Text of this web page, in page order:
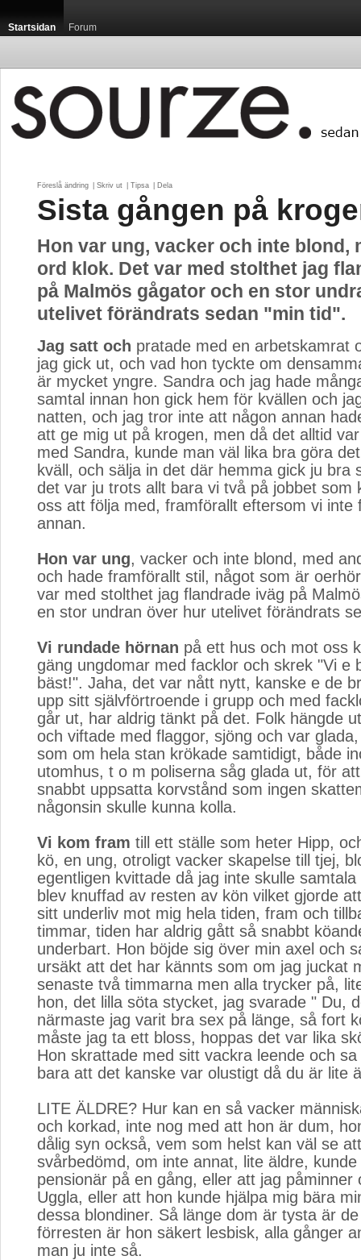
Startsidan Forum
Föreslå ändring Skriv ut Tipsa Dela
Sista gången på
Hon var ung, vacker och inte blond,
ord klok. Det var med stolthet jag
på Malmös gågator och en stor
utelivet förändrats sedan "min tid".
Jag satt och pratade med en arbetskamrat
jag gick ut, och vad hon tyckte om
är mycket yngre. Sandra och jag hade
samtal innan hon gick hem för kvällen och
natten, och jag tror inte att någon annan
att ge mig ut på krogen, men då det alltid
med Sandra, kunde man väl lika bra göra
kväll, och sälja in det där hemma gick ju bra
det var ju trots allt bara vi två på jobbet som
oss att följa med, framförallt eftersom vi inte
annan.
Hon var ung, vacker och inte blond, med
och hade framförallt stil, något som är
var med stolthet jag flandrade iväg på
en stor undran över hur utelivet förändrats
Vi rundade hörnan på ett hus och mot oss
gäng ungdomar med facklor och skrek "Vi e
bäst!". Jaha, det var nått nytt, kanske e de
upp sitt självförtroende i grupp och med
går ut, har aldrig tänkt på det. Folk hängde
och viftade med flaggor, sjöng och var
som om hela stan krökade samtidigt, både
utomhus, t o m poliserna såg glada ut, för
snabbt uppsatta korvstånd som ingen
någonsin skulle kunna kolla.
Vi kom fram till ett ställe som heter Hipp,
kö, en ung, otroligt vacker skapelse till tjej,
egentligen kvittade då jag inte skulle
blev knuffad av resten av kön vilket gjorde
sitt underliv mot mig hela tiden, fram och
timmar, tiden har aldrig gått så snabbt
underbart. Hon böjde sig över min axel och
ursäkt att det har kännts som om jag juckat
senaste två timmarna men alla trycker på,
hon, det lilla söta stycket, jag svarade " Du,
närmaste jag varit bra sex på länge, så fort
måste jag ta ett bloss, hoppas det var lika
Hon skrattade med sitt vackra leende och
bara att det kanske var olustigt då du är lite
LITE ÄLDRE? Hur kan en så vacker
och korkad, inte nog med att hon är dum,
dålig syn också, vem som helst kan väl se
svårbedömd, om inte annat, lite äldre,
pensionär på en gång, eller att jag påminner
Uggla, eller att hon kunde hjälpa mig bära
dessa blondiner. Så länge dom är tysta är
förresten är hon säkert lesbisk, alla gånger
man ju inte så.